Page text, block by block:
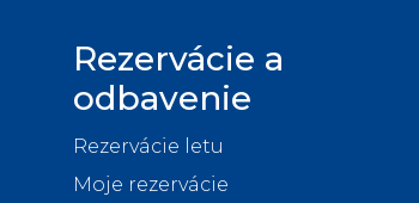
Rezervácie a
odbavenie
Rezervácie letu
Moje rezervácie